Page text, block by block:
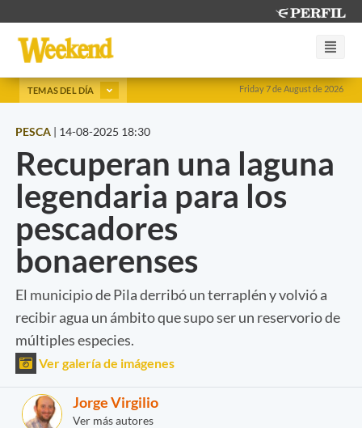
Friday 7 de August de 2026
TEMAS DEL DÍA
PESCA | 14-08-2025 18:30
Recuperan una laguna
legendaria para los
pescadores
bonaerenses
El municipio de Pila derribó un terraplén y volvió a
recibir agua un ámbito que supo ser un reservorio de
múltiples especies.
Ver galería de imágenes
Jorge Virgilio
Ver más autores